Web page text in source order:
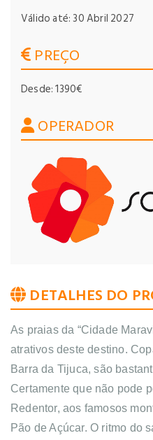
Válido até: 30 Abril 2027
PREÇO
Desde: 1390€
OPERADOR
DETALHES DO
As praias da “Cidade
atrativos deste destino.
Barra da Tijuca, são
Certamente que não pode
Redentor, aos famosos
Pão de Açúcar. O ritmo do